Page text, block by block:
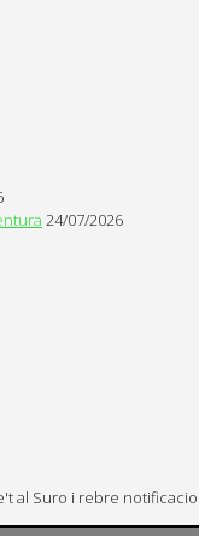
24/07/2026
al Suro i rebre